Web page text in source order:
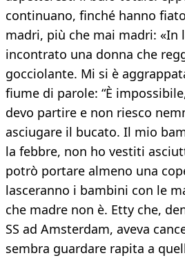
continuano, finché hanno
madri, più che mai madri: «In
incontrato una donna che
gocciolante. Mi si è
fiume di parole: “È
devo partire e non riesco
asciugare il bucato. Il mio
la febbre, non ho vestiti
potrò portare almeno una
lasceranno i bambini con le
che madre non è. Etty che,
SS ad Amsterdam, aveva
sembra guardare rapita a